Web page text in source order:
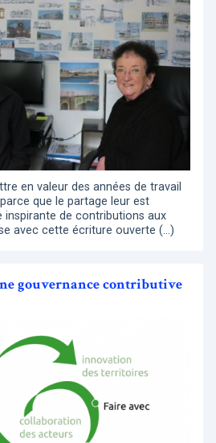
en valeur des années de travail
que le partage leur est
inspirante de contributions aux
avec cette écriture ouverte (…)
gouvernance contributive